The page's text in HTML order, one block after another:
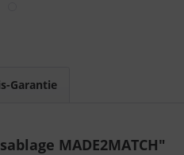
Garantie
MADE2MATCH"